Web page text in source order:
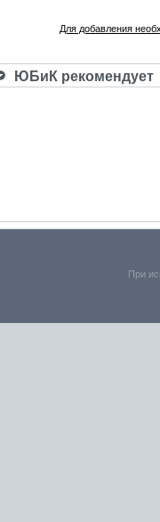
Для добавления
ЮБиК рекомендует
При